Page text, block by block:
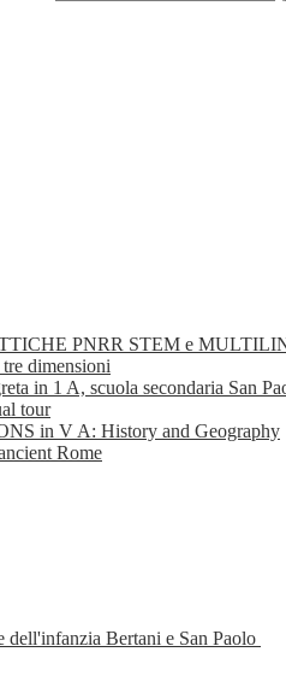
PNRR STEM e
dimensioni
in 1 A, scuola secondaria San
tour
in V A: History and Geography
Rome
dell'infanzia Bertani e San Paolo